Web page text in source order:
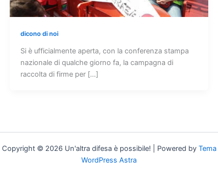
dicono di noi
Si è ufficialmente aperta, con la conferenza stampa
nazionale di qualche giorno fa, la campagna di
raccolta di firme per […]
Copyright © 2026 Un'altra difesa è possibile! | Powered by Tema
WordPress Astra